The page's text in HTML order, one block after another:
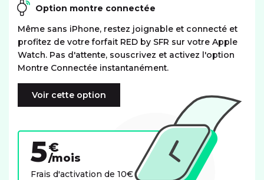
Option montre connectée
Même sans iPhone, restez joignable et connecté et
profitez de votre forfait RED by SFR sur votre Apple
Watch. Pas d'attente, souscrivez et activez l'option
Montre Connectée instantanément.
Voir cette option
5€
/mois
Frais d'activation de 10€